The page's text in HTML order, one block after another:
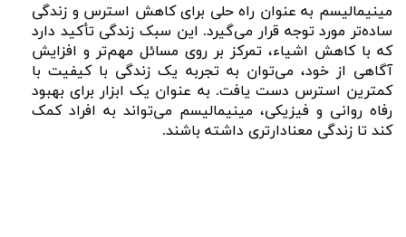
مینیمالیسم به عنوان راه حلی برای کاهش استرس و زندگی
ساده‌تر مورد توجه قرار می‌گیرد. این سبک زندگی تأکید دارد
که با کاهش اشیاء، تمرکز بر روی مسائل مهم‌تر و افزایش
آگاهی از خود، می‌توان به تجربه یک زندگی با کیفیت با
کمترین استرس دست یافت. به عنوان یک ابزار برای بهبود
رفاه روانی و فیزیکی، مینیمالیسم می‌تواند به افراد کمک
کند تا زندگی معنادارتری داشته باشند.